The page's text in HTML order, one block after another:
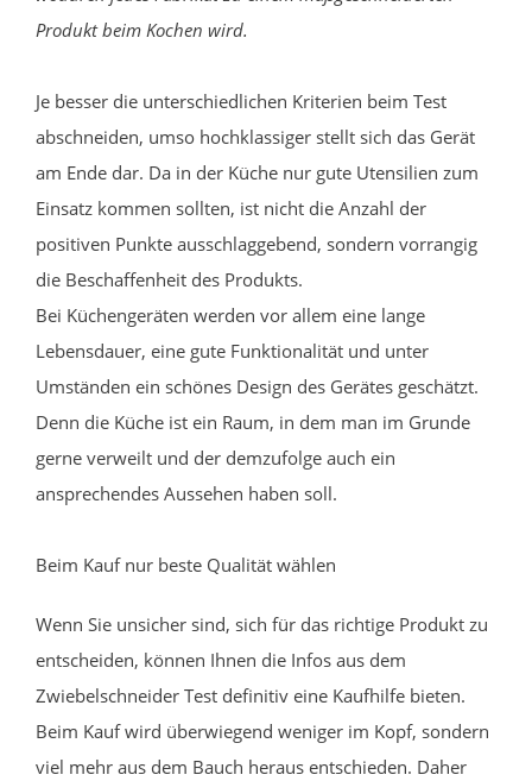
Produkt beim Kochen wird.
Je besser die unterschiedlichen Kriterien beim Test
abschneiden, umso hochklassiger stellt sich das Gerät
am Ende dar. Da in der Küche nur gute Utensilien zum
Einsatz kommen sollten, ist nicht die Anzahl der
positiven Punkte ausschlaggebend, sondern vorrangig
die Beschaffenheit des Produkts.
Bei Küchengeräten werden vor allem eine lange
Lebensdauer, eine gute Funktionalität und unter
Umständen ein schönes Design des Gerätes geschätzt.
Denn die Küche ist ein Raum, in dem man im Grunde
gerne verweilt und der demzufolge auch ein
ansprechendes Aussehen haben soll.
Beim Kauf nur beste Qualität wählen
Wenn Sie unsicher sind, sich für das richtige Produkt zu
entscheiden, können Ihnen die Infos aus dem
Zwiebelschneider Test definitiv eine Kaufhilfe bieten.
Beim Kauf wird überwiegend weniger im Kopf, sondern
viel mehr aus dem Bauch heraus entschieden. Daher